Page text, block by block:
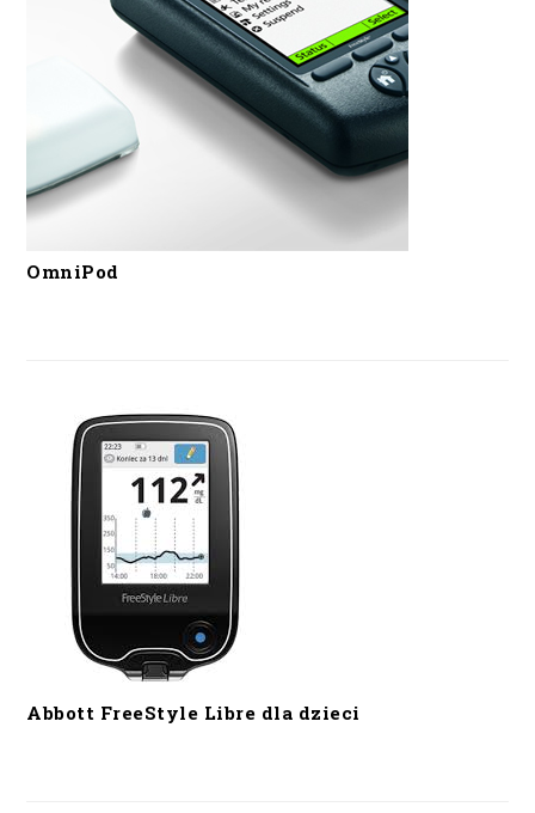
OmniPod
Abbott FreeStyle Libre dla dzieci